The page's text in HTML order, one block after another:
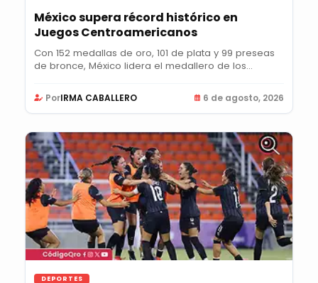
México supera récord histórico en
Juegos Centroamericanos
Con 152 medallas de oro, 101 de plata y 99 preseas
de bronce, México lidera el medallero de los...
PorIRMA CABALLERO 6 de agosto, 2026
DEPORTES